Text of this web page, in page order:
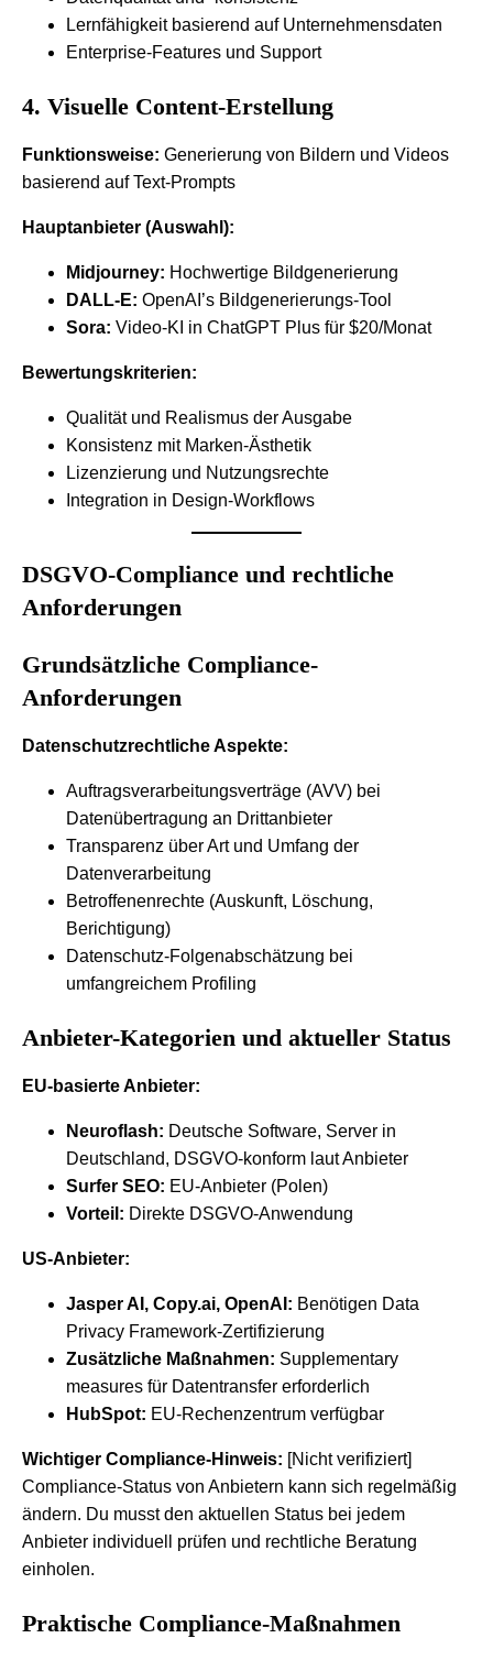
Lernfähigkeit basierend auf Unternehmensdaten
Enterprise-Features und Support
4. Visuelle Content-Erstellung
Funktionsweise: Generierung von Bildern und Videos
basierend auf Text-Prompts
Hauptanbieter (Auswahl):
Midjourney: Hochwertige Bildgenerierung
DALL-E: OpenAI’s Bildgenerierungs-Tool
Sora: Video-KI in ChatGPT Plus für $20/Monat
Bewertungskriterien:
Qualität und Realismus der Ausgabe
Konsistenz mit Marken-Ästhetik
Lizenzierung und Nutzungsrechte
Integration in Design-Workflows
DSGVO-Compliance und rechtliche
Anforderungen
Grundsätzliche Compliance-
Anforderungen
Datenschutzrechtliche Aspekte:
Auftragsverarbeitungsverträge (AVV) bei
Datenübertragung an Drittanbieter
Transparenz über Art und Umfang der
Datenverarbeitung
Betroffenenrechte (Auskunft, Löschung,
Berichtigung)
Datenschutz-Folgenabschätzung bei
umfangreichem Profiling
Anbieter-Kategorien und aktueller Status
EU-basierte Anbieter:
Neuroflash: Deutsche Software, Server in
Deutschland, DSGVO-konform laut Anbieter
Surfer SEO: EU-Anbieter (Polen)
Vorteil: Direkte DSGVO-Anwendung
US-Anbieter:
Jasper AI, Copy.ai, OpenAI: Benötigen Data
Privacy Framework-Zertifizierung
Zusätzliche Maßnahmen: Supplementary
measures für Datentransfer erforderlich
HubSpot: EU-Rechenzentrum verfügbar
Wichtiger Compliance-Hinweis: [Nicht verifiziert]
Compliance-Status von Anbietern kann sich regelmäßig
ändern. Du musst den aktuellen Status bei jedem
Anbieter individuell prüfen und rechtliche Beratung
einholen.
Praktische Compliance-Maßnahmen